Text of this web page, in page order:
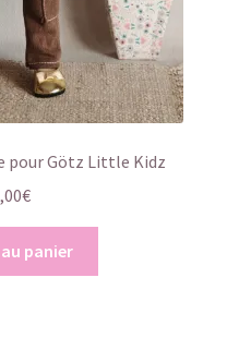
pour Götz Little Kidz
€
panier